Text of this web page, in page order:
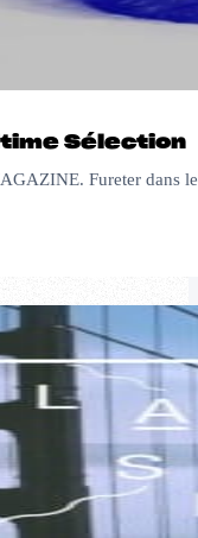
Sélection
Fureter dans